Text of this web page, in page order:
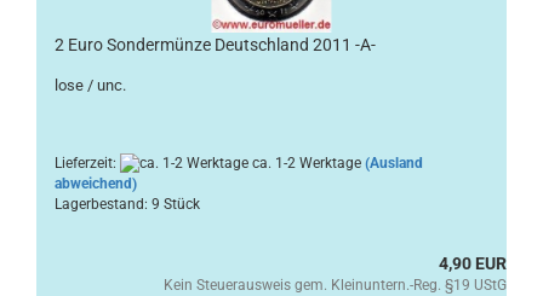
2 Euro Sondermünze Deutschland 2011 -A-
lose / unc.
Lieferzeit: ca. 1-2 Werktage (Ausland
abweichend)
Lagerbestand: 9 Stück
4,90 EUR
Kein Steuerausweis gem. Kleinuntern.-Reg. §19 UStG